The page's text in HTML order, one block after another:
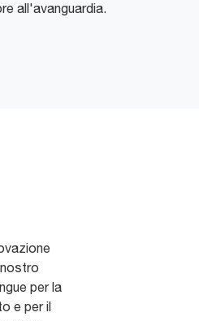
all'avanguardia.
per la
e per il